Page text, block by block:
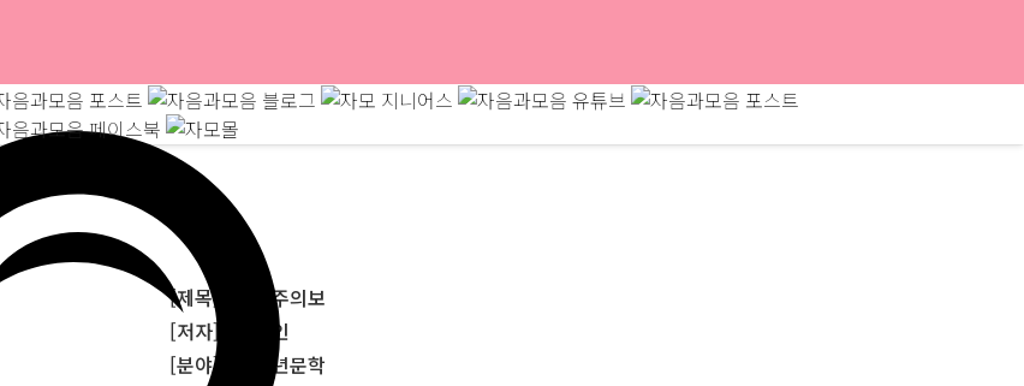
[제목] : 범람주의보
[저자] : 설재인
[분야] : 청소년문학